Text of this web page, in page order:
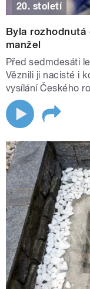
20. století
Byla rozhodnutá
manžel
Před sedmdesáti
Věznili ji nacisté i
vysílání Českého